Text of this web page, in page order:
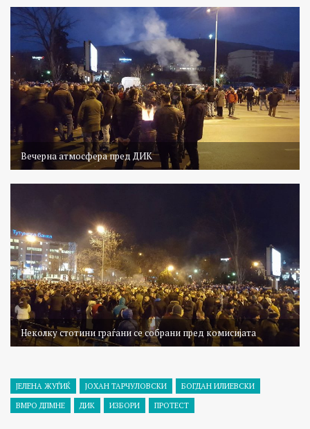
Вечерна атмосфера пред ДИК
Неколку стотини граѓани се собрани пред комисијата
ЈЕЛЕНА ЖУЃИЌ ЈОХАН ТАРЧУЛОВСКИ
БОГДАН ИЛИЕВСКИ
ВМРО ДПМНЕ
ДИК ИЗБОРИ ПРОТЕСТ